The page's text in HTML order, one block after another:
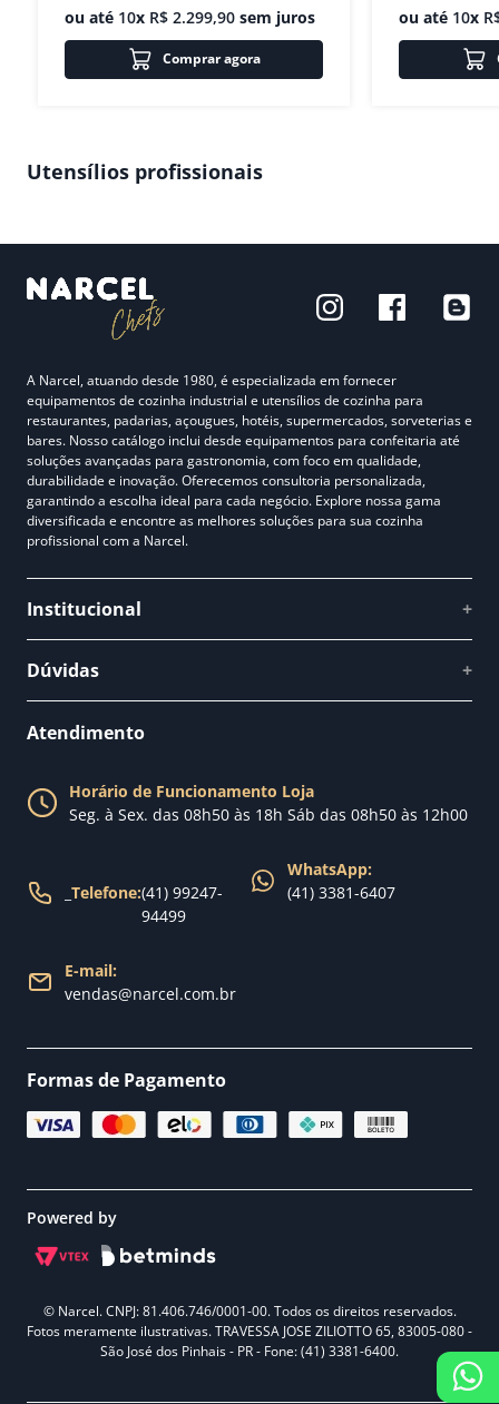
ou até 10x R$ 2.299,90 sem juros
Comprar agora
ou até 10x
Utensílios profissionais
A Narcel, atuando desde 1980, é especializada em fornecer
equipamentos de cozinha industrial e utensílios de cozinha para
restaurantes, padarias, açougues, hotéis, supermercados, sorveterias e
bares. Nosso catálogo inclui desde equipamentos para confeitaria até
soluções avançadas para gastronomia, com foco em qualidade,
durabilidade e inovação. Oferecemos consultoria personalizada,
garantindo a escolha ideal para cada negócio. Explore nossa gama
diversificada e encontre as melhores soluções para sua cozinha
profissional com a Narcel.
Institucional +
Fale conosco
Nossa loja
Dúvidas +
Política de Trocas
Política de Entrega
Atendimento
Horário de Funcionamento Loja
Seg. à Sex. das 08h50 às 18h Sáb das 08h50 às 12h00
Telefone:(41) 99247-
94499
WhatsApp:
(41) 3381-6407
E-mail:
vendas@narcel.com.br
Formas de Pagamento
Powered by
© Narcel. CNPJ: 81.406.746/0001-00. Todos os direitos reservados.
Fotos meramente ilustrativas. TRAVESSA JOSE ZILIOTTO 65, 83005-080 -
São José dos Pinhais - PR - Fone: (41) 3381-6400.